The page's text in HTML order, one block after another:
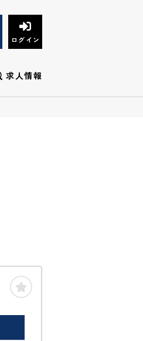
ログイン
求人情報